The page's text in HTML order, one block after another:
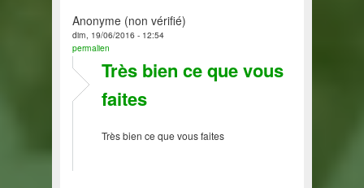
Anonyme (non vérifié)
dim, 19/06/2016 - 12:54
permalien
Très bien ce que vous
faites
Très bien ce que vous faites